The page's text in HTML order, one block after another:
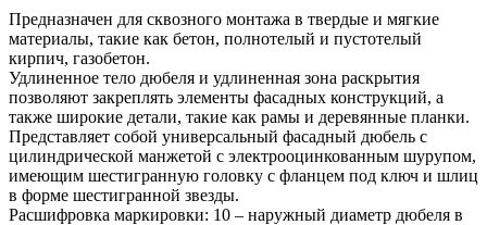
Предназначен для сквозного монтажа в твердые и мягкие
материалы, такие как бетон, полнотелый и пустотелый
кирпич, газобетон.
Удлиненное тело дюбеля и удлиненная зона раскрытия
позволяют закреплять элементы фасадных конструкций, а
также широкие детали, такие как рамы и деревянные планки.
Представляет собой универсальный фасадный дюбель с
цилиндрической манжетой с электрооцинкованным шурупом,
имеющим шестигранную головку с фланцем под ключ и шлиц
в форме шестигранной звезды.
Расшифровка маркировки: 10 – наружный диаметр дюбеля в